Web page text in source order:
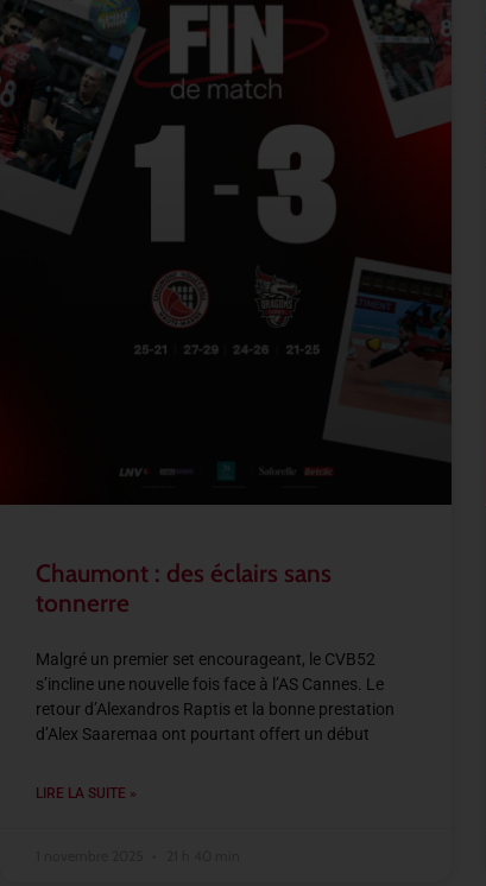
Chaumont : des éclairs sans
tonnerre
Malgré un premier set encourageant, le CVB52
s’incline une nouvelle fois face à l’AS Cannes. Le
retour d’Alexandros Raptis et la bonne prestation
d’Alex Saaremaa ont pourtant offert un début
LIRE LA SUITE »